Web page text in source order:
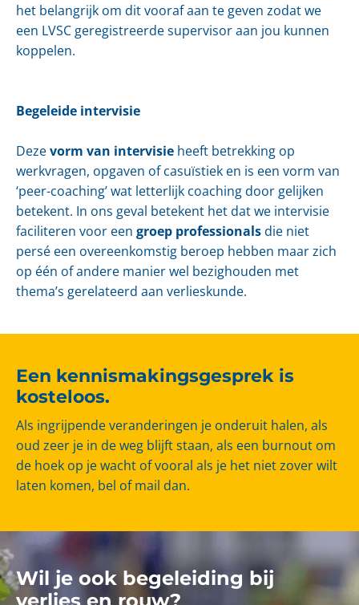
het belangrijk om dit vooraf aan te geven zodat we
een LVSC geregistreerde supervisor aan jou kunnen
koppelen.
Begeleide intervisie
Dezevorm van intervisie heeft betrekking op
werkvragen, opgaven of casuïstiek en is een vorm van
‘peer-coaching’ wat letterlijk coaching door gelijken
betekent. In ons geval betekent het dat we intervisie
faciliteren voor een groep professionalsdie niet
persé een overeenkomstig beroep hebben maar zich
op één of andere manier wel bezighouden met
thema’s gerelateerd aan verlieskunde.
Een kennismakingsgesprek is
kosteloos.
Als ingrijpende veranderingen je onderuit halen, als
oud zeer je in de weg blijft staan, als een burnout om
de hoek op je wacht of vooral als je het niet zover wilt
laten komen, bel of mail dan.
Wil je ook begeleiding bij